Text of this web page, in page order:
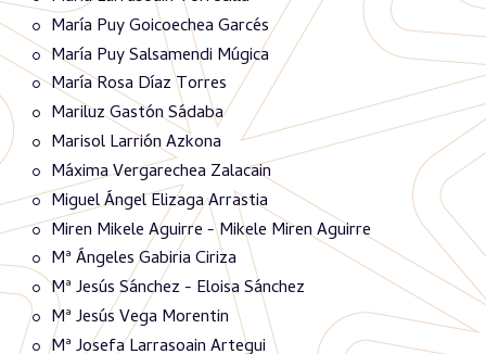
María Puy Goicoechea Garcés
María Puy Salsamendi Múgica
María Rosa Díaz Torres
Mariluz Gastón Sádaba
Marisol Larrión Azkona
Máxima Vergarechea Zalacain
Miguel Ángel Elizaga Arrastia
Miren Mikele Aguirre - Mikele Miren Aguirre
Mª Ángeles Gabiria Ciriza
Mª Jesús Sánchez - Eloisa Sánchez
Mª Jesús Vega Morentin
Mª Josefa Larrasoain Artegui